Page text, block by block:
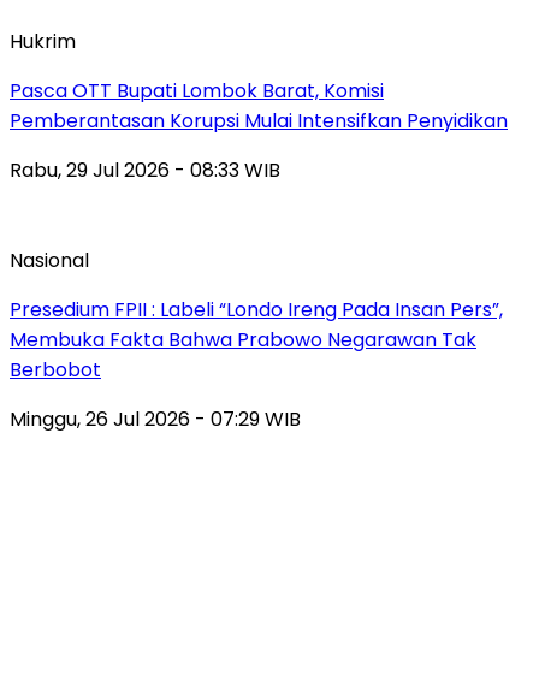
Hukrim
Pasca OTT Bupati Lombok Barat, Komisi
Pemberantasan Korupsi Mulai Intensifkan Penyidikan
Rabu, 29 Jul 2026 - 08:33 WIB
Nasional
Presedium FPII : Labeli “Londo Ireng Pada Insan Pers”,
Membuka Fakta Bahwa Prabowo Negarawan Tak
Berbobot
Minggu, 26 Jul 2026 - 07:29 WIB